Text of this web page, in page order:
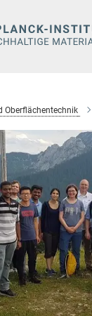
Oberflächentechnik